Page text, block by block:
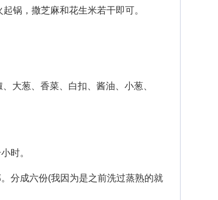
，撒芝麻和花生米若干即可。
葱、香菜、白扣、酱油、小葱、
时。
成六份(我因为是之前洗过蒸熟的就